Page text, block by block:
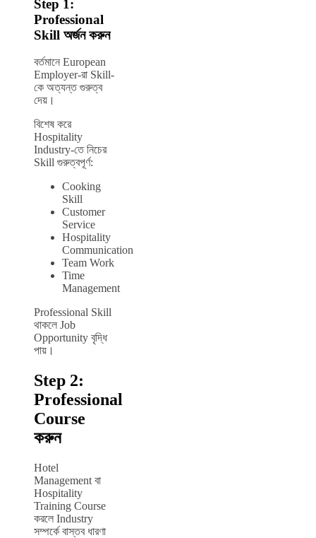
Step 1:
Professional
Skill অর্জন করুন
বর্তমানে European
Employer-রা Skill-
কে অত্যন্ত গুরুত্ব
দেয়।
বিশেষ করে
Hospitality
Industry-তে নিচের
Skill গুরুত্বপূর্ণ:
Cooking
Skill
Customer
Service
Hospitality
Communication
Team Work
Time
Management
Professional Skill
থাকলে Job
Opportunity বৃদ্ধি
পায়।
Step 2:
Professional
Course
করুন
Hotel
Management বা
Hospitality
Training Course
করলে Industry
সম্পর্কে বাস্তব ধারণা